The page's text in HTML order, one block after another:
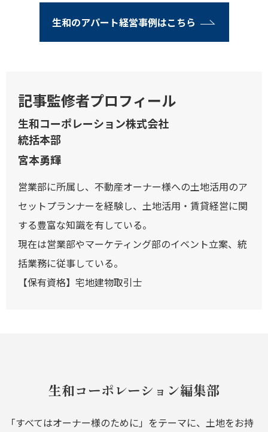
生和のアパート経営事例はこちら
記事監修者プロフィール
生和コーポレーション株式会社
統括本部
宮本勇輝
営業部に所属し、不動産オーナー様への土地活用のア
セットプランナーを経験し、土地活用・賃貸経営に関
する豊富な知識を有している。
現在は営業部やマーケティング部のイベント立案、統
括業務に従事している。
【保有資格】宅地建物取引士
生和コーポレーション編集部
「すべてはオーナー様のために」をテーマに、土地をお持